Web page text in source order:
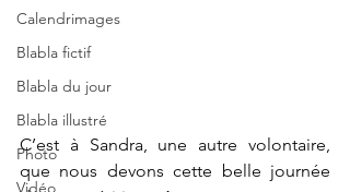
Calendrimages
Blabla fictif
Blabla du jour
Blabla illustré
Photo
Vidéo
C’est à Sandra, une autre volontaire,
que nous devons cette belle journée